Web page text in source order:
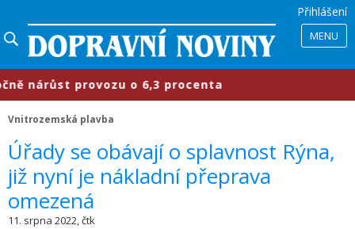
Přihlášení
MENU
provozu o 6,3 procenta
Vnitrozemská plavba
​Úřady se obávají o splavnost Rýna,
již nyní je nákladní přeprava
omezená
11. srpna 2022, čtk